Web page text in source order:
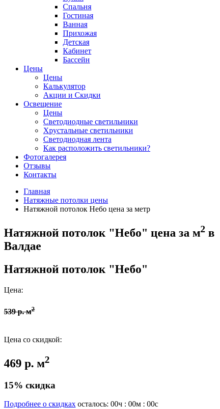
Спальня
Гостиная
Ванная
Прихожая
Детская
Кабинет
Бассейн
Цены
Цены
Калькулятор
Акции и Скидки
Освещение
Цены
Светодиодные светильники
Хрустальные светильники
Светодиодная лента
Как расположить светильники?
Фотогалерея
Отзывы
Контакты
Главная
Натяжные потолки цены
Натяжной потолок Небо цена за метр
Натяжной потолок "Небо" цена за м2 в
Валдае
Натяжной потолок "Небо"
Цена:
539 р. м2
Цена со скидкой:
469 р. м2
15% скидка
Подробнее о скидках осталось: 00ч : 00м : 00с